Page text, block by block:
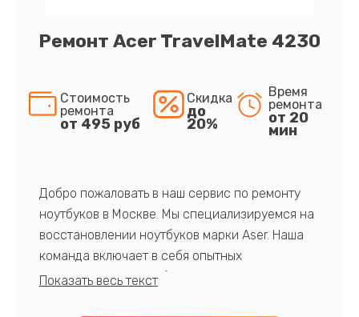
Ремонт Acer TravelMate 4230
Стоимость
ремонта
от 495 руб
Скидка
до
20%
Время
ремонта
от 20
мин
Добро пожаловать в наш сервис по ремонту
ноутбуков в Москве. Мы специализируемся на
восстановлении ноутбуков марки Aser. Наша
команда включает в себя опытных
профессионалов с обширными знаниями и